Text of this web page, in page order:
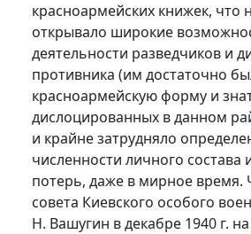
красноармейских книжек, что
открывало широкие
деятельности разведчиков и
противника (им достаточно
красноармейскую форму и
дислоцированных в данном
и крайне затрудняло
численности личного состава
потерь, даже в мирное время.
совета Киевского особого
Н. Вашугин в декабре 1940 г.